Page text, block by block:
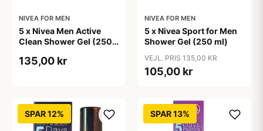
NIVEA FOR MEN
5 x Nivea Men Active
Clean Shower Gel (250
135,00 kr
NIVEA FOR MEN
5 x Nivea Sport for Men
Shower Gel (250 ml)
VEJL. PRIS 135,00 KR
105,00 kr
SPAR 12% SPAR 13%